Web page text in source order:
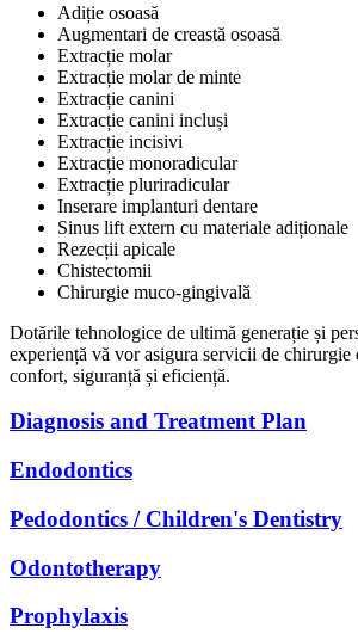
Adiție osoasă
Augmentari de creastă osoasă
Extracție molar
Extracție molar de minte
Extracție canini
Extracție canini incluși
Extracție incisivi
Extracție monoradicular
Extracție pluriradicular
Inserare implanturi dentare
Sinus lift extern cu materiale adiționale
Rezecții apicale
Chistectomii
Chirurgie muco-gingivală
Dotările tehnologice de ultimă generație și
experiență vă vor asigura servicii de chirurgie
confort, siguranță și eficiență.
Diagnosis and Treatment Plan
Endodontics
Pedodontics / Children's Dentistry
Odontotherapy
Prophylaxis